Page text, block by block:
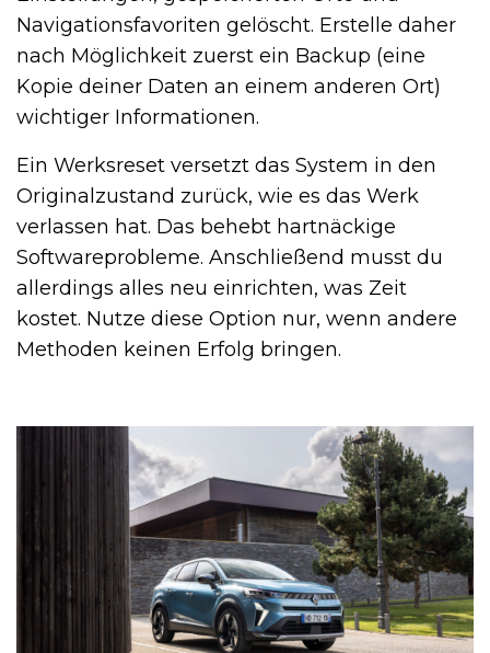
Navigationsfavoriten gelöscht. Erstelle daher
nach Möglichkeit zuerst ein Backup (eine
Kopie deiner Daten an einem anderen Ort)
wichtiger Informationen.
Ein Werksreset versetzt das System in den
Originalzustand zurück, wie es das Werk
verlassen hat. Das behebt hartnäckige
Softwareprobleme. Anschließend musst du
allerdings alles neu einrichten, was Zeit
kostet. Nutze diese Option nur, wenn andere
Methoden keinen Erfolg bringen.